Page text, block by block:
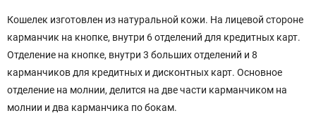
Кошелек изготовлен из натуральной кожи. На лицевой стороне
карманчик на кнопке, внутри 6 отделений для кредитных карт.
Отделение на кнопке, внутри 3 больших отделений и 8
карманчиков для кредитных и дисконтных карт. Основное
отделение на молнии, делится на две части карманчиком на
молнии и два карманчика по бокам.